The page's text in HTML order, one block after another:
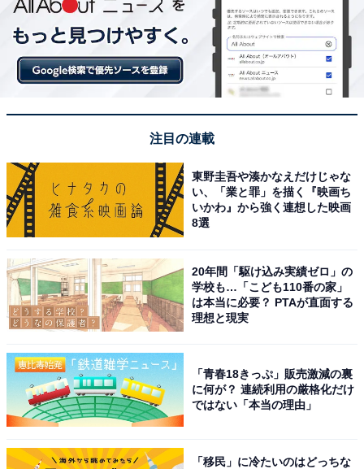
また、「醤油味は、野菜と相性が良く、子供も好きな味
です（40歳女性／神奈川県）」「家族全員で食べられる
定番の味だから（22歳女性／群馬県）」「家族皆で食べ
られる味なので（50歳女性／群馬県）」など、家族みん
なで食べられる味であることも人気の理由のようです。
注目の連載
東野圭吾や湊かなえだけじゃな
い、「業と罪」を描く『映画ち
いかわ』から強く連想した映画
8選
20年間「駆け込み実績ゼロ」の
学校も…「こども110番の家」
は本当に必要？ PTAが直面する
理想と現実
「青春18きっぷ」販売激減の裏
に何が？ 連続利用の厳格化だけ
ではない「本当の理由」
「移民」に冷たいのはどっちな